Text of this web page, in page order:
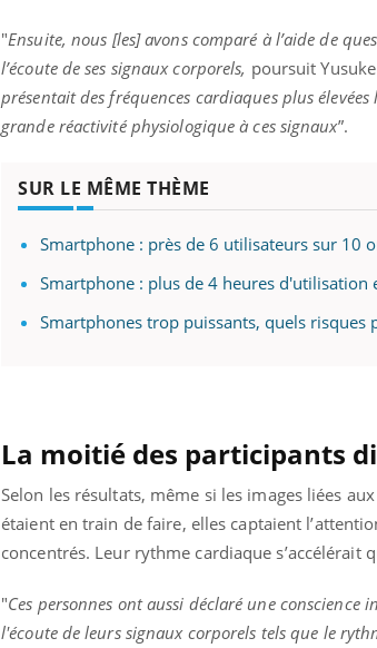
"Ensuite, nous [les] avons comparé à l’aide de
l’écoute de ses signaux corporels, poursuit
présentait des fréquences cardiaques plus
grande réactivité physiologique à ces signaux”.
SUR LE MÊME THÈME
Smartphone : près de 6 utilisateurs sur 10
Smartphone : plus de 4 heures d'utilisation
Smartphones trop puissants, quels risques
La moitié des participants
Selon les résultats, même si les images liées
étaient en train de faire, elles captaient
concentrés. Leur rythme cardiaque s’accélérait
"Ces personnes ont aussi déclaré une
l'écoute de leurs signaux corporels tels que le